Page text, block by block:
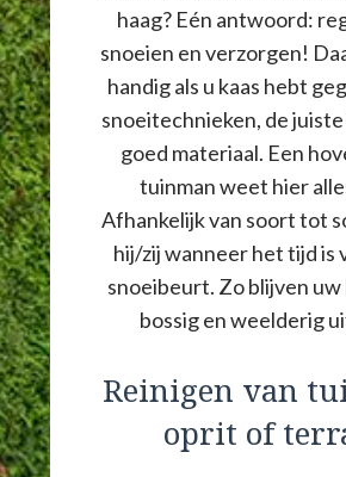
haag? Eén antwoord:
snoeien en verzorgen!
handig als u kaas hebt
snoeitechnieken, de
goed materiaal. Een
tuinman weet hier
Afhankelijk van soort tot
hij/zij wanneer het tijd is
snoeibeurt. Zo blijven uw
bossig en weelderig
Reinigen van
oprit of